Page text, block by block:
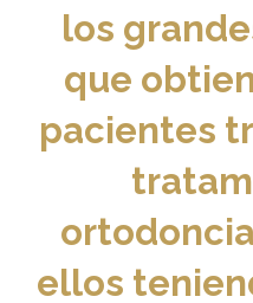
los
que
pacientes
ellos